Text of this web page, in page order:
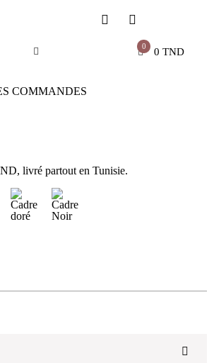
0 0 TND
COMMANDES
livré partout en Tunisie.